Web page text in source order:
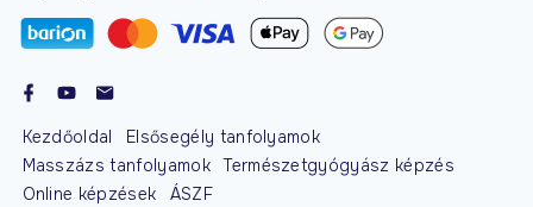
Kezdőoldal
Elsősegély tanfolyamok
Masszázs tanfolyamok
Természetgyógyász képzés
Online képzések
ÁSZF